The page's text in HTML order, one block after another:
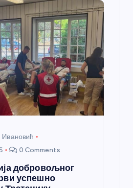
Ивановић
0 Comments
добровољног
успешно